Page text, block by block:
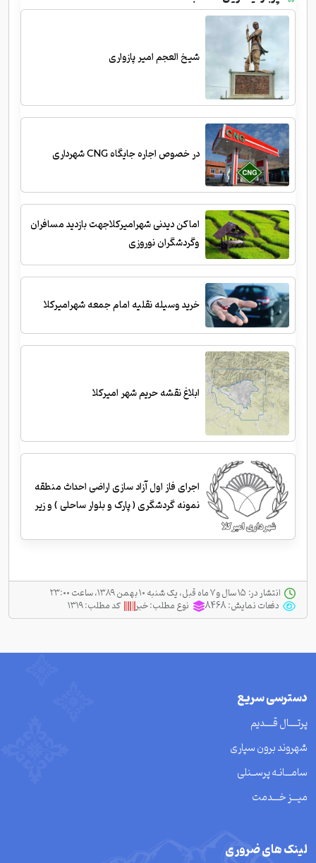
شیخ العجم امیر پازواری
در خصوص اجاره جایگاه CNG شهرداری
اماکن دیدنی شهرامیرکلاجهت بازدید مسافران
وگردشگران نوروزی
خرید وسیله نقلیه امام جمعه شهرامیرکلا
ابلاغ نقشه حریم شهر امیرکلا
اجرای فاز اول آزاد سازی اراضی احداث منطقه
نمونه گردشگری ( پارک و بلوار ساحلی ) و زیر
انتشار در:
دفعات نمایش:8468 نوع مطلب:خبر کد مطلب:۱۳۱۹
دسترسی سریع
پرتــــال قــــدیم
شهروند برون سپاری
سامـــانـه پرســنلی
میـــز خـــدمت
لینک های ضروری